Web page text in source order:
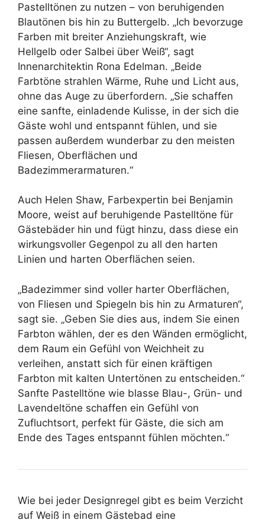
Pastelltönen zu nutzen – von beruhigenden
Blautönen bis hin zu Buttergelb. „Ich bevorzuge
Farben mit breiter Anziehungskraft, wie
Hellgelb oder Salbei über Weiß“, sagt
Innenarchitektin Rona Edelman. „Beide
Farbtöne strahlen Wärme, Ruhe und Licht aus,
ohne das Auge zu überfordern. „Sie schaffen
eine sanfte, einladende Kulisse, in der sich die
Gäste wohl und entspannt fühlen, und sie
passen außerdem wunderbar zu den meisten
Fliesen, Oberflächen und
Badezimmerarmaturen.“
Auch Helen Shaw, Farbexpertin bei Benjamin
Moore, weist auf beruhigende Pastelltöne für
Gästebäder hin und fügt hinzu, dass diese ein
wirkungsvoller Gegenpol zu all den harten
Linien und harten Oberflächen seien.
„Badezimmer sind voller harter Oberflächen,
von Fliesen und Spiegeln bis hin zu Armaturen“,
sagt sie. „Geben Sie dies aus, indem Sie einen
Farbton wählen, der es den Wänden ermöglicht,
dem Raum ein Gefühl von Weichheit zu
verleihen, anstatt sich für einen kräftigen
Farbton mit kalten Untertönen zu entscheiden.“
Sanfte Pastelltöne wie blasse Blau-, Grün- und
Lavendeltöne schaffen ein Gefühl von
Zufluchtsort, perfekt für Gäste, die sich am
Ende des Tages entspannt fühlen möchten.“
Wie bei jeder Designregel gibt es beim Verzicht
auf Weiß in einem Gästebad eine